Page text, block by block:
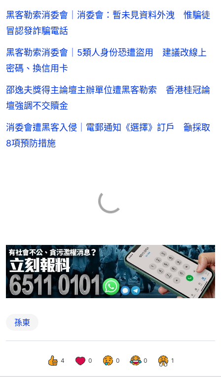
黑客勒索消委會｜消委會：暫未見資料外洩 惟騙徒
冒認發詐騙電話
黑客勒索消委會｜5類人身份恐遭盜用 建議改線上
密碼、換信用卡
邵逸夫獎得主論壇主辦單位遭黑客勒索 香港桂冠論
壇強調不交贖金
消委會遭黑客入侵｜電郵通知《選擇》訂戶 籲採取
8項預防措施
孫東
4 0 0 0 1